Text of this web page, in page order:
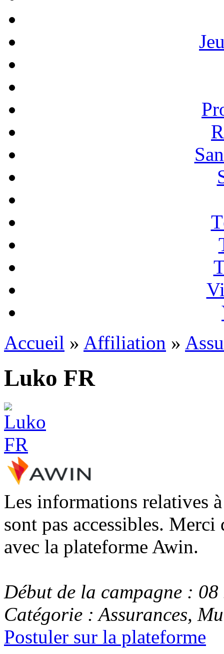
Accueil » Affiliation »
Luko FR
Les informations relatives
sont pas accessibles.
avec la plateforme Awin.
Début de la campagne :
Catégorie : Assurances,
Postuler sur la plateforme